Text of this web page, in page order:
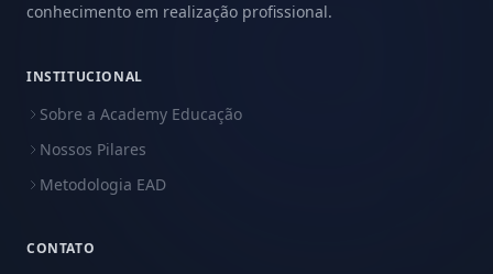
conhecimento em realização profissional.
INSTITUCIONAL
Sobre a Academy Educação
Nossos Pilares
Metodologia EAD
CONTATO